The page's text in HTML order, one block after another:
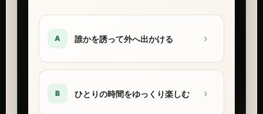
A 誰かを誘って外へ出かける ›
B ひとりの時間をゆっくり楽しむ ›